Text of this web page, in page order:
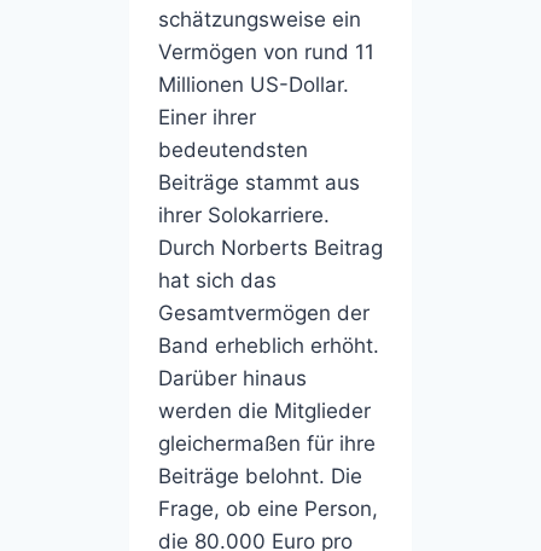
schätzungsweise ein
Vermögen von rund 11
Millionen US-Dollar.
Einer ihrer
bedeutendsten
Beiträge stammt aus
ihrer Solokarriere.
Durch Norberts Beitrag
hat sich das
Gesamtvermögen der
Band erheblich erhöht.
Darüber hinaus
werden die Mitglieder
gleichermaßen für ihre
Beiträge belohnt. Die
Frage, ob eine Person,
die 80.000 Euro pro